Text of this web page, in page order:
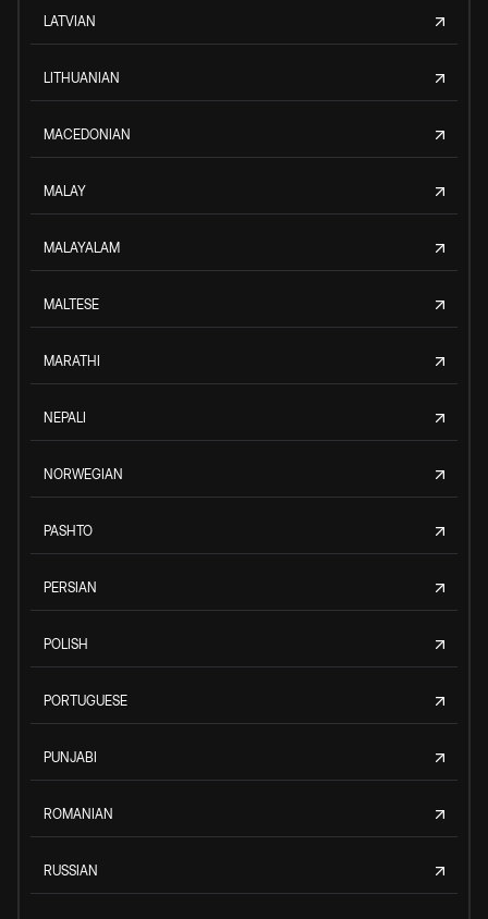
LATVIAN
LITHUANIAN
MACEDONIAN
MALAY
MALAYALAM
MALTESE
MARATHI
NEPALI
NORWEGIAN
PASHTO
PERSIAN
POLISH
PORTUGUESE
PUNJABI
ROMANIAN
RUSSIAN